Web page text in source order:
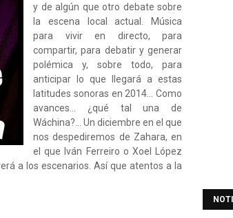
y de algún que otro debate sobre
la escena local actual. Música
para vivir en directo, para
compartir, para debatir y generar
polémica y, sobre todo, para
anticipar lo que llegará a estas
latitudes sonoras en 2014... Como
avances... ¿qué tal una de
Wáchina?... Un diciembre en el que
nos despediremos de Zahara, en
el que Iván Ferreiro o Xoel López
a los escenarios. Así que atentos a la